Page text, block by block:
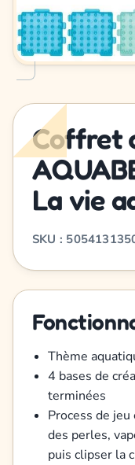
Coffret
La vie
SKU :
Thème
4 bases de
terminées
Process de
des perles,
puis clipser la